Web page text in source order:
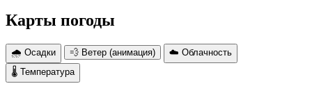
Карты погоды
🌧 Осадки 💨 Ветер (анимация)
☁️ Облачность
🌡 Температура